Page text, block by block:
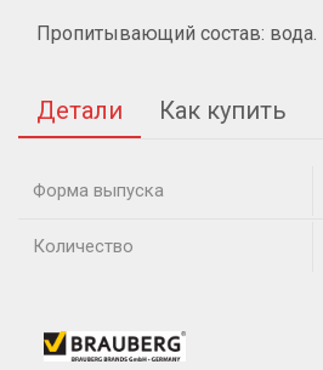
Пропитывающий состав: вода.
Детали Как купить
Форма выпуска
Количество